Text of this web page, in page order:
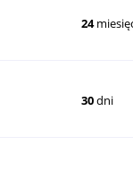
24
30dni